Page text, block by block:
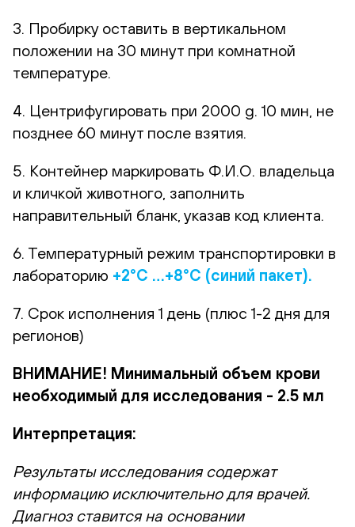
3. Пробирку оставить в вертикальном
положении на 30 минут при комнатной
температуре.
4. Центрифугировать при 2000 g. 10 мин, не
позднее 60 минут после взятия.
5. Контейнер маркировать Ф.И.О. владельца
и кличкой животного, заполнить
направительный бланк, указав код клиента.
6. Температурный режим транспортировки в
лабораторию +2°С …+8°С (синий пакет).
7. Срок исполнения 1 день (плюс 1-2 дня для
регионов)
ВНИМАНИЕ! Минимальный объем крови
необходимый для исследования - 2.5 мл
Интерпретация:
Результаты исследования содержат
информацию исключительно для врачей.
Диагноз ставится на основании